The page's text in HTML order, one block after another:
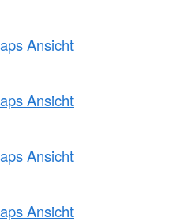
Ansicht
Ansicht
Ansicht
Ansicht